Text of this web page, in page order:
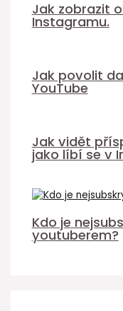
Jak zobrazit
Instagramu.
Jak povolit
YouTube
Jak vidět
jako líbí se v
Kdo je
youtuberem?